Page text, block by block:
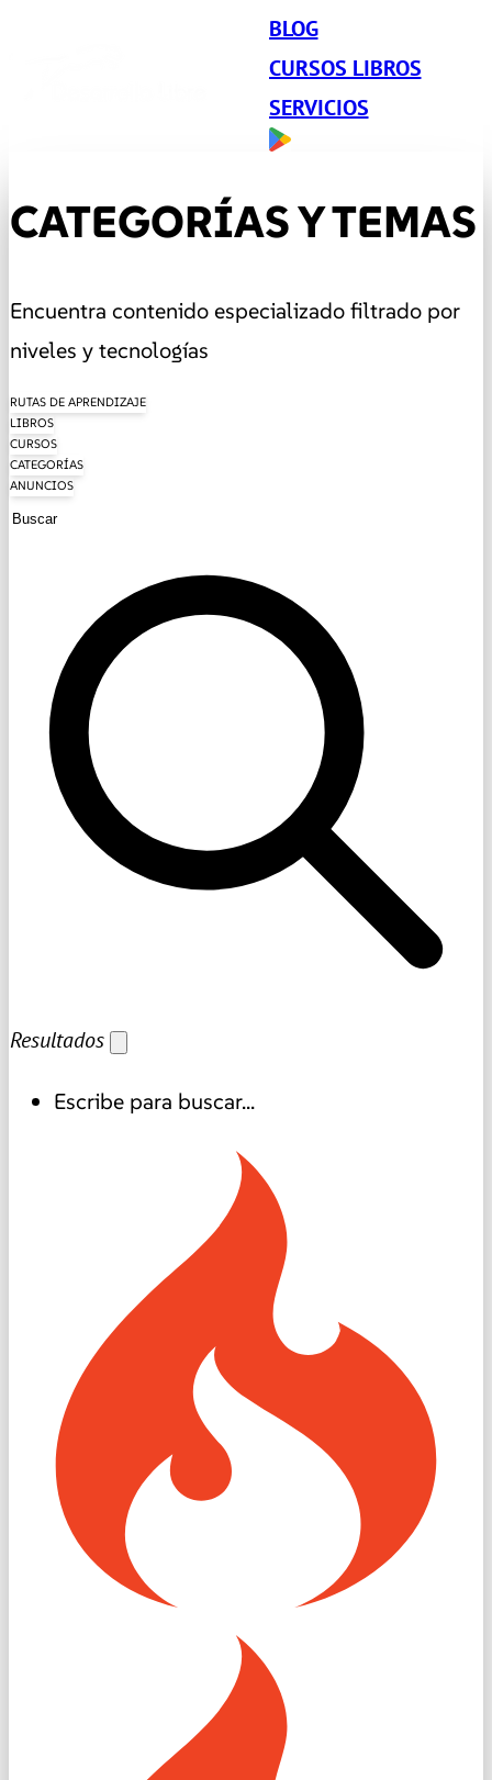
BLOG
CURSOS LIBROS
SERVICIOS
CATEGORÍAS Y TEMAS
Encuentra contenido especializado filtrado por
niveles y tecnologías
RUTAS DE APRENDIZAJE
LIBROS
CURSOS
CATEGORÍAS
ANUNCIOS
Resultados
Escribe para buscar...